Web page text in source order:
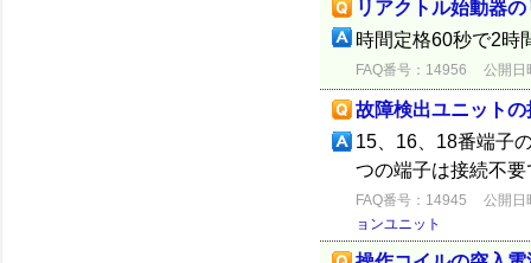
リアクトル始動器
時間定格60秒で2時
FAQ番号：14956 公開日
故障検出ユニット
15、16、18番端子
つの端子は接続不
FAQ番号：14945
公開日
ョンユニット